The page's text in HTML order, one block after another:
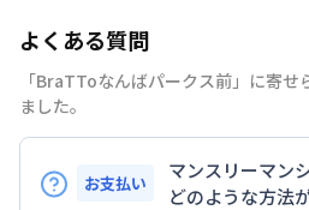
部屋の向き
禁煙・喫煙
交通
大阪市堺筋線
よくある質問
「BraTToなんばパークス前」に寄
ました。
お支払い
マンスリーマン
どのような方法